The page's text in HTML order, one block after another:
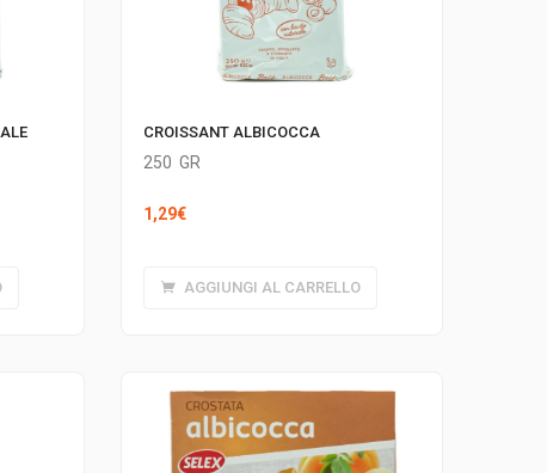
CROISSANT ALBICOCCA
250 GR
1,29€
AGGIUNGI AL CARRELLO